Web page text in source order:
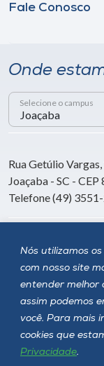
Nós utilizamos
com nosso site
entender melhor
assim podemos
você. Para mais
cookies que
Privacidade.
Fale Conosco
Onde
Selecione o campus
Rua Getúlio
Joaçaba - SC -
Telefone (49)
Siga a